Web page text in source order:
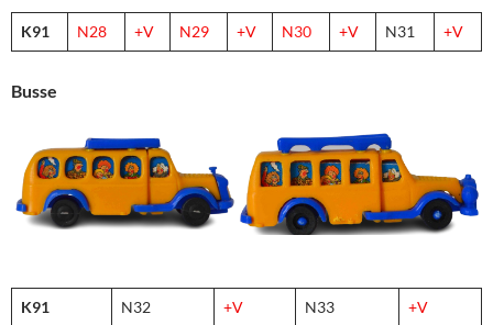
K91 N28 +V N29 +V N30 +V N31 +V
Busse
K91 N32 +V N33 +V